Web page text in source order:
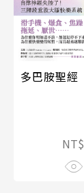
多巴胺聖經
NT$